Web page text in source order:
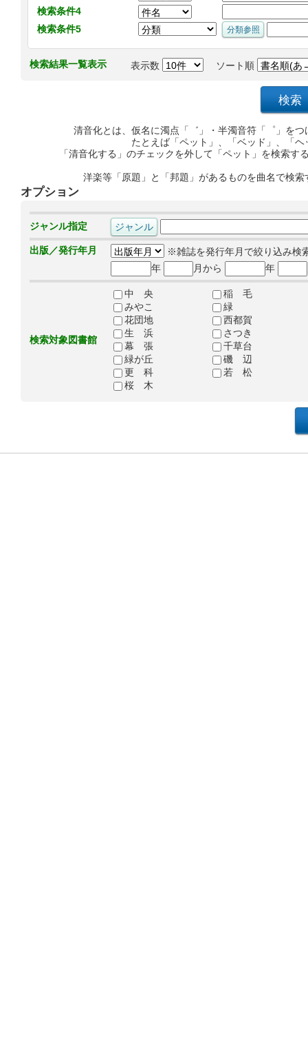
検索条件4
検索条件5
検索結果一覧表示 表示数 ソート順
清音化とは、仮名に濁点「゛」・半濁音符「゜」を
たとえば「ペット」、「ベッド」、「
「清音化する」のチェックを外して「ペット」を検索
洋楽等「原題」と「邦題」があるものを曲名で検
オプション
ジャンル指定
出版／発行年月
※雑誌を発行年月で絞り込み検
年
月から 年
検索対象図書館
中 央
稲 毛
みやこ
緑
花団地
西都賀
生 浜
さつき
幕 張
千草台
緑が丘
磯 辺
更 科
若 松
桜 木